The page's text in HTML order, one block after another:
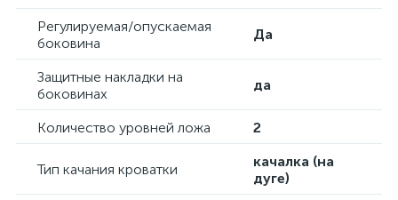
Регулируемая/опускаемая
боковина
Да
Защитные накладки на
боковинах
да
Количество уровней ложа 2
Тип качания кроватки
качалка (на
дуге)